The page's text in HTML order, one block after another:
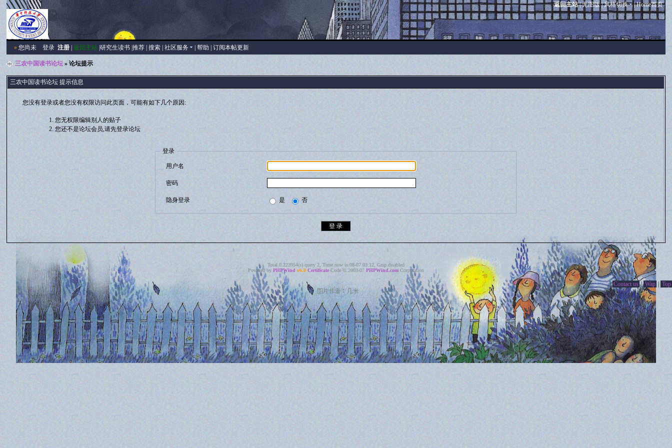
返回主站|无图版|风格切换 |Home首页
» 您尚未登录 注册 |返回主站 |研究生读书 |推荐 |搜索 |社区服务 |帮助 |订阅本帖更新
三农中国读书论坛 » 论坛提示
三农中国读书论坛 提示信息
您没有登录或者您没有权限访问此页面，可能有如下几个原因:
您无权限编辑别人的贴子
您还不是论坛会员,请先登录论坛
登录
用户名
密码
隐身登录 是 否
Total 0.223954(s) query 2, Time now is:08-07 03:12, Gzip disabled
Powered by PHPWind v6.0 Certificate Code © 2003-07 PHPWind.com Corporation
Contact us | Wap | Top